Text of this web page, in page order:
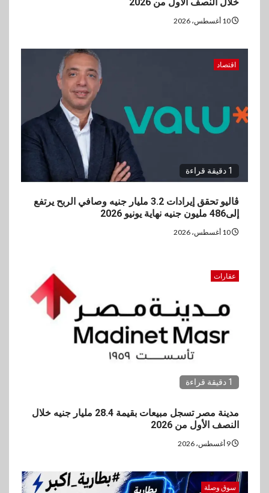
5 بنوك رياضة
وزير الشباب والرياضة يلتقي
بالرئيس التنفيذي والعضو المنتدب
لبنك saib لبحث تعزيز التعاون
اقتصاد
1 دقيقة قراءة
ڤاليو تحقق إيرادات 3.2 مليار جنيه وصافي الربح يرتفع
إلى486 مليون جنيه نهاية يونيو 2026
عقارات
1 دقيقة قراءة
مدينة مصر تسجل مبيعات بقيمة 28.4 مليار جنيه خلال
النصف الأول من 2026
سوق وصلة